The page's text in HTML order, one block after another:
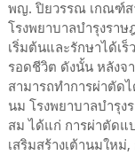
พญ. ปิยวรรณ เกณฑ์ส
โรงพยาบาลบำรุงราษ
เริ่มต้นและรักษาได้เ
รอดชีวิต ดังนั้น หลังจ
สามารถทำการผ่าตัด
นม โรงพยาบาลบำรุง
สม ได้แก่ การผ่าตัดแ
เสริมสร้างเต้านมให